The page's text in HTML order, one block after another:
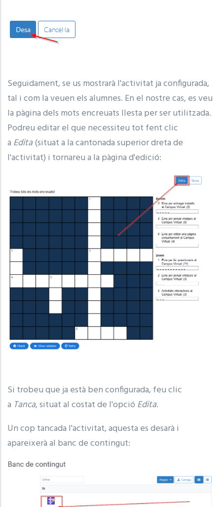
Seguidament, se us mostrarà l'activitat ja configurada,
tal i com la veuen els alumnes. En el nostre cas, es veu
la pàgina dels mots encreuats llesta per ser utilitzada.
Podreu editar el que necessiteu tot fent clic
a Edita(situat a la cantonada superior dreta de
l'activitat) i tornareu a la pàgina d'edició:
Si trobeu que ja està ben configurada, feu clic
a Tanca, situat al costat de l'opció Edita.
Un cop tancada l'activitat, aquesta es desarà i
apareixerà al banc de contingut: